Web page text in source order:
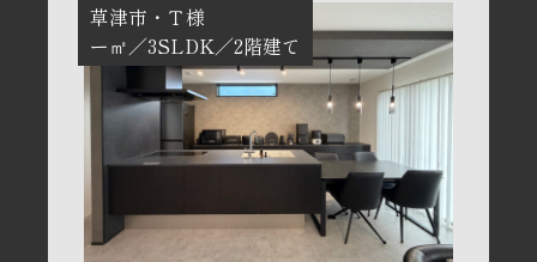
草津市
Ｔ様
ー㎡
3SLDK 2階建て